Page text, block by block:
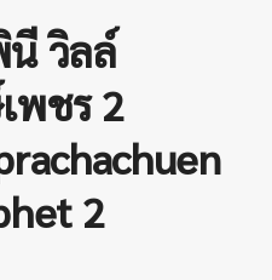
วิลล์
พชร 2
2